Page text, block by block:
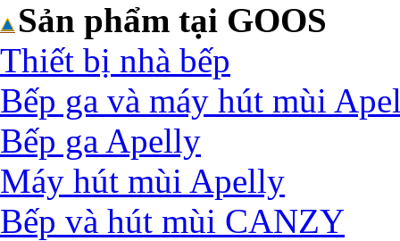
Sản phẩm tại GOOS
Thiết bị nhà bếp
Bếp ga và máy hút mùi
Bếp ga Apelly
Máy hút mùi Apelly
Bếp và hút mùi CANZY